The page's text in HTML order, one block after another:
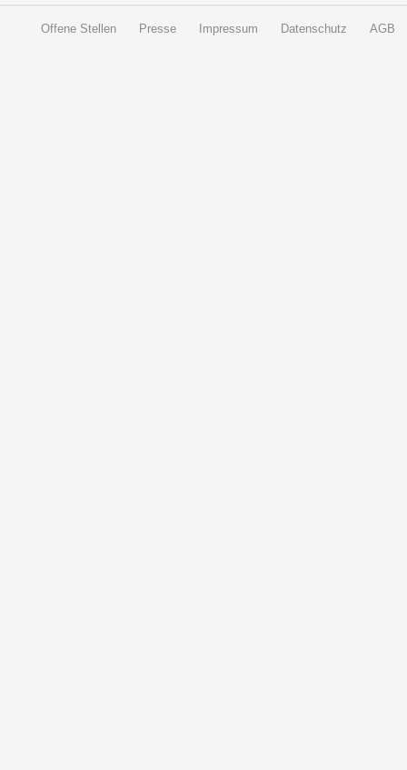
Offene Stellen Presse Impressum Datenschutz AGB